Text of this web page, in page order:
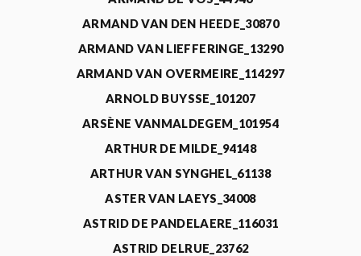
ARMAND VAN DEN HEEDE_30870
ARMAND VAN LIEFFERINGE_13290
ARMAND VAN OVERMEIRE_114297
ARNOLD BUYSSE_101207
ARSÈNE VANMALDEGEM_101954
ARTHUR DE MILDE_94148
ARTHUR VAN SYNGHEL_61138
ASTER VAN LAEYS_34008
ASTRID DE PANDELAERE_116031
ASTRID DELRUE_23762